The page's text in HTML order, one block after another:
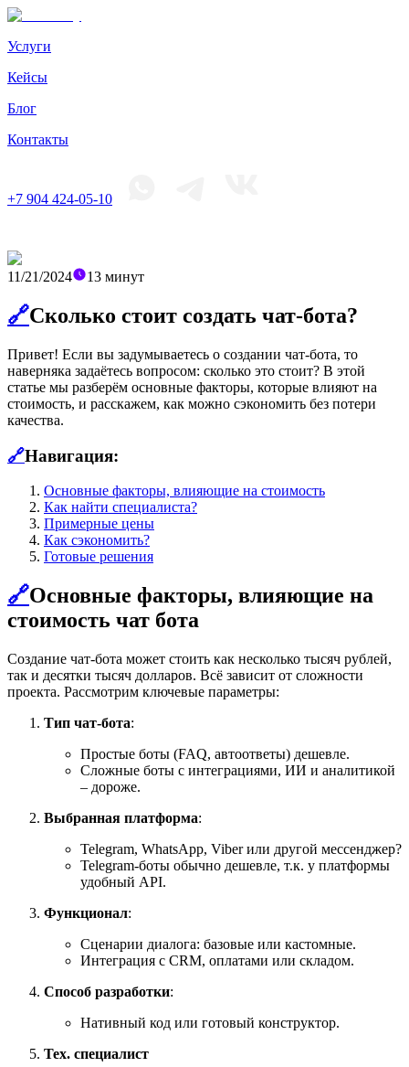
Услуги
Кейсы
Блог
Контакты
+7 904 424-05-10
11/21/2024 13 минут
🔗Сколько стоит создать чат-бота?
Привет! Если вы задумываетесь о создании чат-бота, то
наверняка задаётесь вопросом: сколько это стоит? В этой
статье мы разберём основные факторы, которые влияют на
стоимость, и расскажем, как можно сэкономить без потери
качества.
🔗Навигация:
Основные факторы, влияющие на стоимость
Как найти специалиста?
Примерные цены
Как сэкономить?
Готовые решения
🔗Основные факторы, влияющие на
стоимость чат бота
Создание чат-бота может стоить как несколько тысяч рублей,
так и десятки тысяч долларов. Всё зависит от сложности
проекта. Рассмотрим ключевые параметры:
Тип чат-бота:
Простые боты (FAQ, автоответы) дешевле.
Сложные боты с интеграциями, ИИ и аналитикой
– дороже.
Выбранная платформа:
Telegram, WhatsApp, Viber или другой мессенджер?
Telegram-боты обычно дешевле, т.к. у платформы
удобный API.
Функционал:
Сценарии диалога: базовые или кастомные.
Интеграция с CRM, оплатами или складом.
Способ разработки:
Нативный код или готовый конструктор.
Тех. специалист